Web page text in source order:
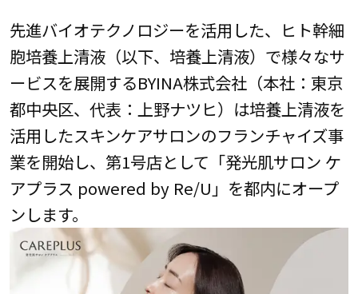
先進バイオテクノロジーを活用した、ヒト幹細
胞培養上清液（以下、培養上清液）で様々なサ
ービスを展開するBYINA株式会社（本社：東京
都中央区、代表：上野ナツヒ）は培養上清液を
活用したスキンケアサロンのフランチャイズ事
業を開始し、第1号店として「発光肌サロン ケ
アプラス powered by Re/U」を都内にオープ
ンします。